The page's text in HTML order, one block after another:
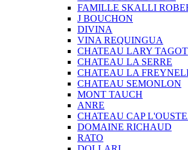
FAMILLE SKALLI
J BOUCHON
DIVINA
VINA REQUINGUA
CHATEAU LARY TAGOT
CHATEAU LA SERRE
CHATEAU LA
CHATEAU SEMONLON
MONT TAUCH
ANRE
CHATEAU CAP
DOMAINE RICHAUD
RATO